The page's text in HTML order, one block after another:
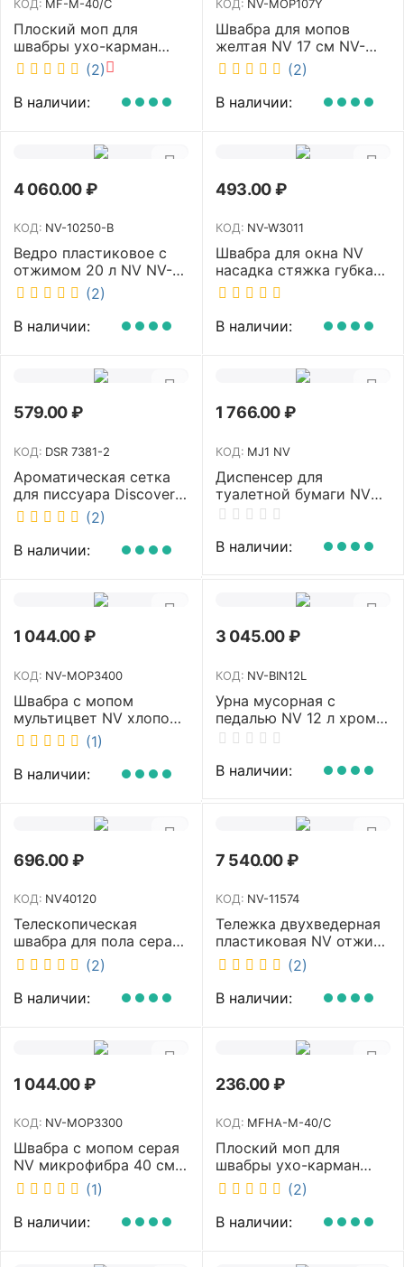
КОД: MF-M-40/C
Плоский моп для
швабры ухо-карман
белый 40 см NV MF-M-
40/C
(2)
В наличии:
КОД: NV-MOP107Y
Швабра для мопов
желтая NV 17 см NV-
MOP107Y (2)
В наличии:
4 060.00₽
КОД: NV-10250-B
Ведро пластиковое с
отжимом 20 л NV NV-
10250-B
(2)
В наличии:
493.00₽
КОД: NV-W3011
Швабра для окна NV
насадка стяжка губка
30 см телескопическая
рукоятка 70-110 см NV-
W3011
В наличии:
579.00₽
КОД: DSR 7381-2
Ароматическая сетка
для писсуара Discover
аромат Queen DSR
7381-2
(2)
В наличии:
1 766.00₽
КОД: MJ1 NV
Диспенсер для
туалетной бумаги NV
белый MJ1 NV
В наличии:
1 044.00₽
КОД: NV-MOP3400
Швабра с мопом
мультицвет NV хлопок
40 см NV-MOP3400
(1)
В наличии:
3 045.00₽
КОД: NV-BIN12L
Урна мусорная с
педалью NV 12 л хром
NV-BIN12L
В наличии:
696.00₽
КОД: NV40120
Телескопическая
швабра для пола серая
NV микрофибра 42 см
NV40120
(2)
В наличии:
7 540.00₽
КОД: NV-11574
Тележка двухведерная
пластиковая NV отжим
2х23л NV-11574
(2)
В наличии:
1 044.00₽
КОД: NV-MOP3300
Швабра с мопом серая
NV микрофибра 40 см
NV-MOP3300
(1)
В наличии:
236.00₽
КОД: MFHA-M-40/C
Плоский моп для
швабры ухо-карман
белый 40 см NV MFHA-
M-40/C
(2)
В наличии: